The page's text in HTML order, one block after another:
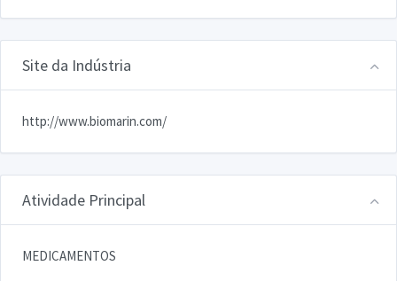
Site da Indústria
http://www.biomarin.com/
Atividade Principal
MEDICAMENTOS